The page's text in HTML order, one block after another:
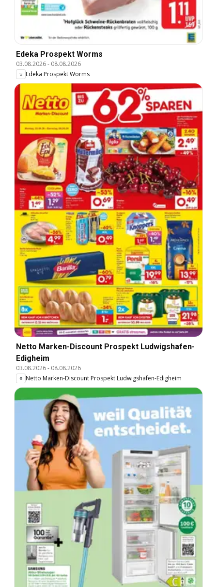
Edeka Prospekt Worms
03.08.2026- 08.08.2026
Edeka Prospekt Worms
Netto Marken-Discount Prospekt Ludwigshafen-
Edigheim
03.08.2026- 08.08.2026
Netto Marken-Discount Prospekt Ludwigshafen-Edigheim